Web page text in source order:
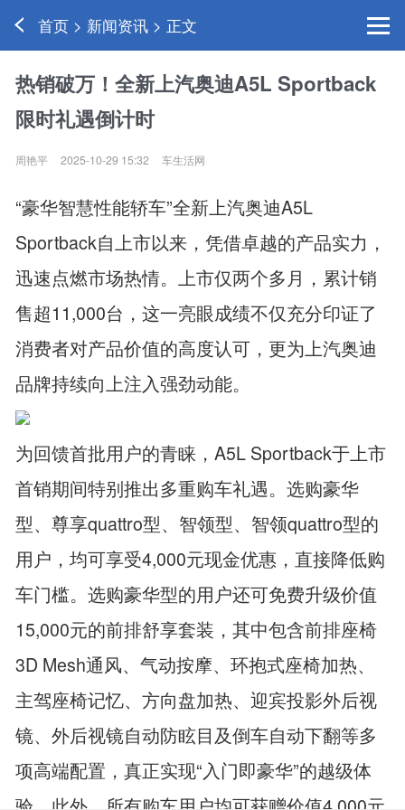
首页 > 新闻资讯 > 正文
热销破万！全新上汽奥迪A5L Sportback
限时礼遇倒计时
周艳平 2025-10-29 15:32 车生活网
“豪华智慧性能轿车”全新上汽奥迪A5L
Sportback自上市以来，凭借卓越的产品实力，
迅速点燃市场热情。上市仅两个多月，累计销
售超11,000台，这一亮眼成绩不仅充分印证了
消费者对产品价值的高度认可，更为上汽奥迪
品牌持续向上注入强劲动能。
为回馈首批用户的青睐，A5L Sportback于上市
首销期间特别推出多重购车礼遇。选购豪华
型、尊享quattro型、智领型、智领quattro型的
用户，均可享受4,000元现金优惠，直接降低购
车门槛。选购豪华型的用户还可免费升级价值
15,000元的前排舒享套装，其中包含前排座椅
3D Mesh通风、气动按摩、环抱式座椅加热、
主驾座椅记忆、方向盘加热、迎宾投影外后视
镜、外后视镜自动防眩目及倒车自动下翻等多
项高端配置，真正实现“入门即豪华”的越级体